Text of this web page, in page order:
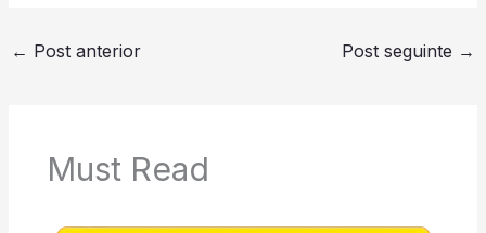
← Post anterior Post seguinte →
Must Read